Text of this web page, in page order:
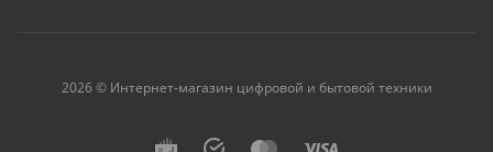
2026 © Интернет-магазин цифровой и бытовой техники